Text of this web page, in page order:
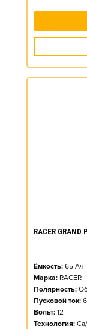
RACER
Ёмкость: 65 Ач
Марка: RACER
Полярность:
Пусковой ток:
Вольт: 12
Технология: